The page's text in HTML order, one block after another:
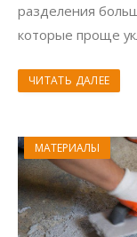
разделения
которые проще
ЧИТАТЬ ДАЛЕЕ
МАТЕРИАЛЫ